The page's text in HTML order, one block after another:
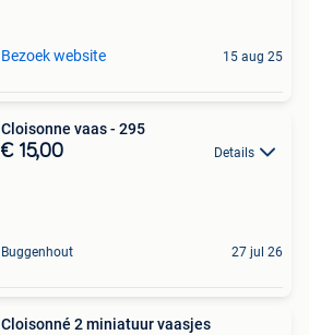
Bezoek website 15 aug 25
Cloisonne vaas - 295
€ 15,00 Details
Buggenhout 27 jul 26
Cloisonné 2 miniatuur vaasjes